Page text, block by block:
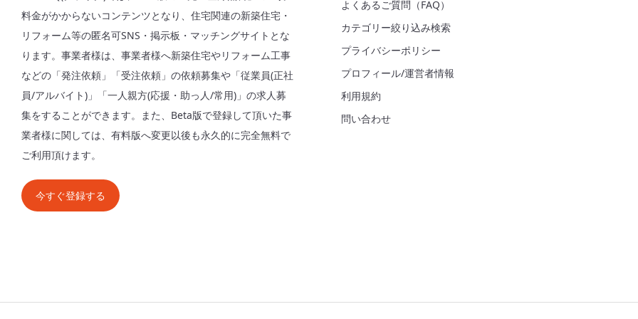
料金がかからないコンテンツとなり、住宅関連の新築住宅・
リフォーム等の匿名可SNS・掲示板・マッチングサイトとな
ります。事業者様は、事業者様へ新築住宅やリフォーム工事
などの「発注依頼」「受注依頼」の依頼募集や「従業員(正社
員/アルバイト)」「一人親方(応援・助っ人/常用)」の求人募
集をすることができます。また、Beta版で登録して頂いた事
業者様に関しては、有料版へ変更以後も永久的に完全無料で
ご利用頂けます。
今すぐ登録する
よくあるご質問（FAQ）
カテゴリー絞り込み検索
プライバシーポリシー
プロフィール/運営者情報
利用規約
問い合わせ